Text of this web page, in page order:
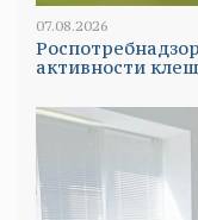
07.08.2026
активности